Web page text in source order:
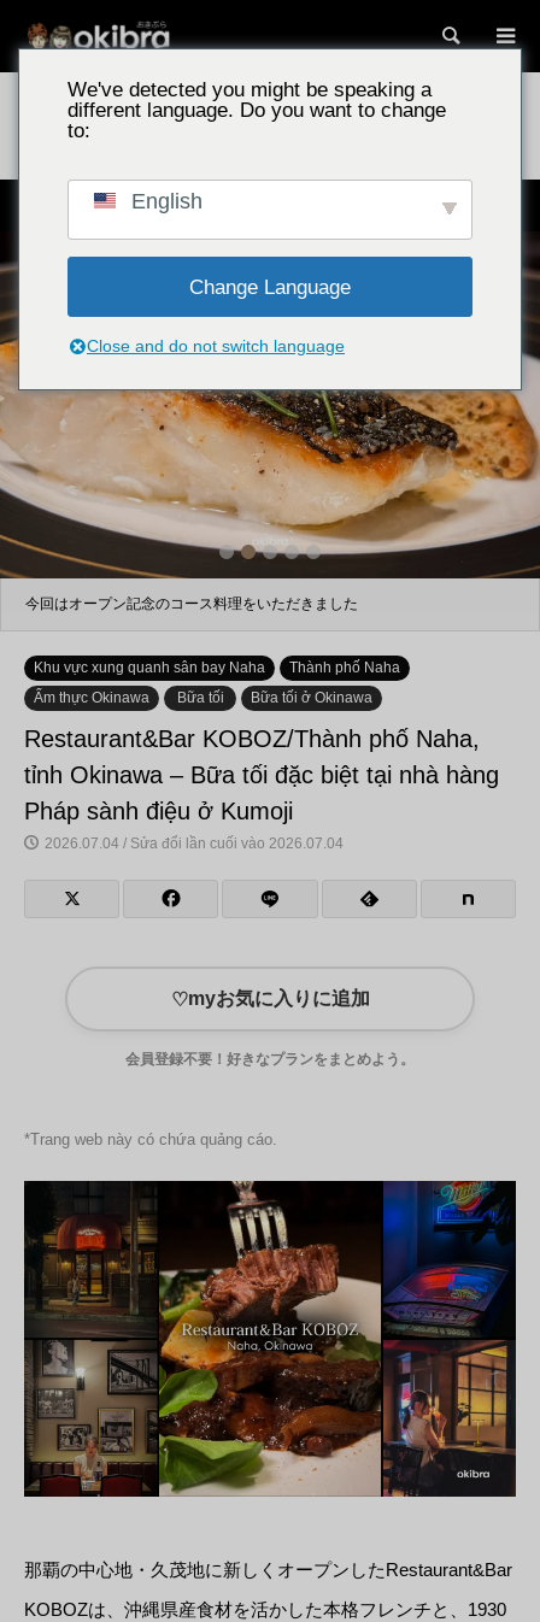
Tìm
Các điểm tham quan ở Okinawa
Restaurant&Bar KOBOZ/Thành
phố Naha, tỉnh Okinawa – Bữa tối đặc biệt tại nhà hàng Pháp sành điệu ở
1930年代のアメリカンな雰囲気でフレンチ＆バー
今回はオープン記念のコース料理をいただきました
3 4 5
Khu vực xung quanh sân bay Naha
Thành phố Naha
Ẩm thực Okinawa
Bữa tối Bữa tối ở Okinawa
Restaurant&Bar KOBOZ/Thành phố Naha,
tỉnh Okinawa – Bữa tối đặc biệt tại nhà hàng
Pháp sành điệu ở Kumoji
2026.07.04 / Sửa đổi lần cuối vào 2026.07.04
♡myお気に入りに追加
会員登録不要！好きなプランをまとめよう。
*Trang web này có chứa quảng cáo.
那覇の中心地・久茂地に新しくオープンしたRestaurant&Bar
KOBOZは、沖縄県産食材を活かした本格フレンチと、1930
We've detected you might be speaking a
different language. Do you want to change
to:
English
Change Language
Close and do not switch language